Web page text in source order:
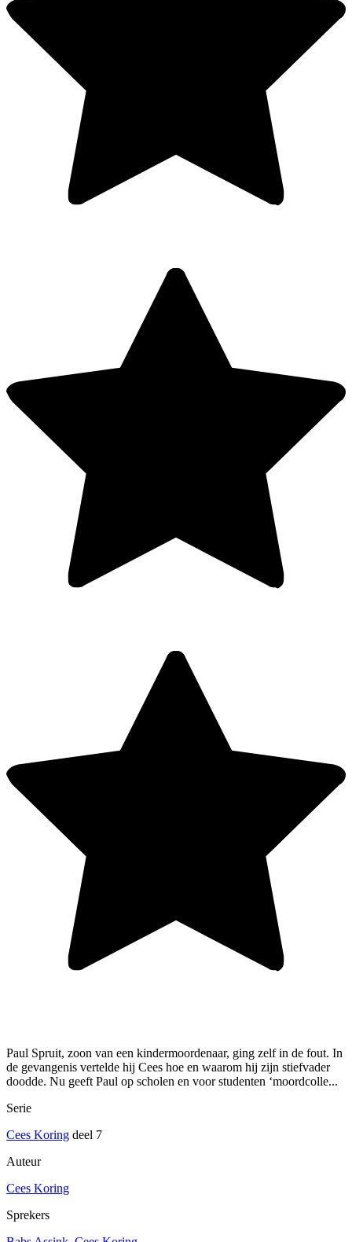
Paul Spruit, zoon van een kindermoordenaar, ging zelf in de fout. In
de gevangenis vertelde hij Cees hoe en waarom hij zijn stiefvader
doodde. Nu geeft Paul op scholen en voor studenten ‘moordcolle...
Serie
Cees Koring deel 7
Auteur
Cees Koring
Sprekers